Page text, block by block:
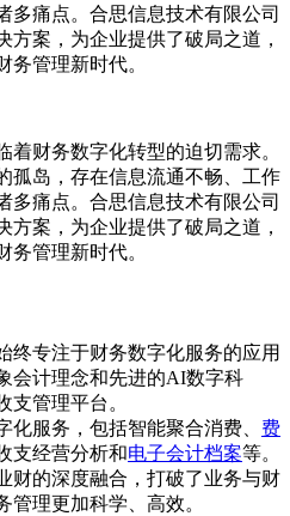
多痛点。合思信息技术有限公司
方案，为企业提供了破局之道，
务管理新时代。
财务数字化转型的迫切需求。
孤岛，存在信息流通不畅、工作
多痛点。合思信息技术有限公司
方案，为企业提供了破局之道，
务管理新时代。
终专注于财务数字化服务的应用
会计理念和先进的AI数字科
支管理平台。
服务，包括智能聚合消费、 费
支经营分析和电子会计档案等。
财的深度融合，打破了业务与财
理更加科学、高效。